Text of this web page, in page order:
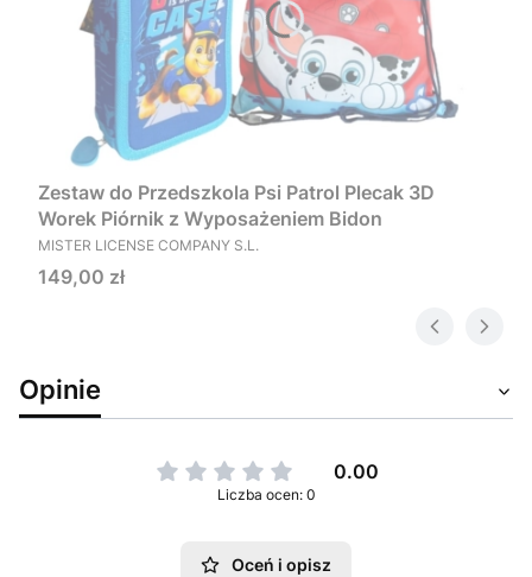
Zestaw do Przedszkola Psi Patrol Plecak 3D
Worek Piórnik z Wyposażeniem Bidon
PRODUCENT
MISTER LICENSE COMPANY S.L.
Cena
149,00 zł
Opinie
0.00
Liczba ocen: 0
Oceń i opisz